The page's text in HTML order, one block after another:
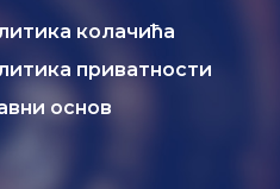
колачића
приватности
основ